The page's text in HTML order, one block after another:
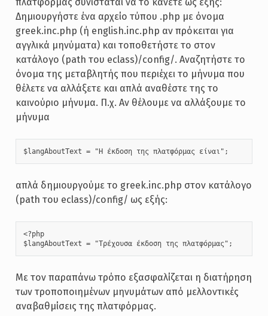
Δημιουργήστε ένα αρχείο τύπου .php με όνομα
greek.inc.php (ή english.inc.php αν πρόκειται για
αγγλικά μηνύματα) και τοποθετήστε το στον
κατάλογο (path του eclass)/config/. Αναζητήστε το
όνομα της μεταβλητής που περιέχει το μήνυμα που
θέλετε να αλλάξετε και απλά αναθέστε της το
καινούριο μήνυμα. Π.χ. Αν θέλουμε να αλλάξουμε το
μήνυμα
$langAboutText = "Η έκδοση της πλατφόρμας είναι";
απλά δημιουργούμε το greek.inc.php στον κατάλογo
(path του eclass)/config/ ως εξής:
<?php
$langAboutText = "Τρέχουσα έκδοση της πλατφόρμας";
Με τον παραπάνω τρόπο εξασφαλίζεται η διατήρηση
των τροποποιημένων μηνυμάτων από μελλοντικές
αναβαθμίσεις της πλατφόρμας.